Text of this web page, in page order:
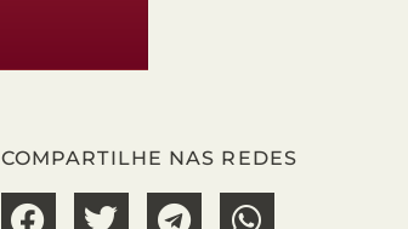
COMPARTILHE NAS REDES